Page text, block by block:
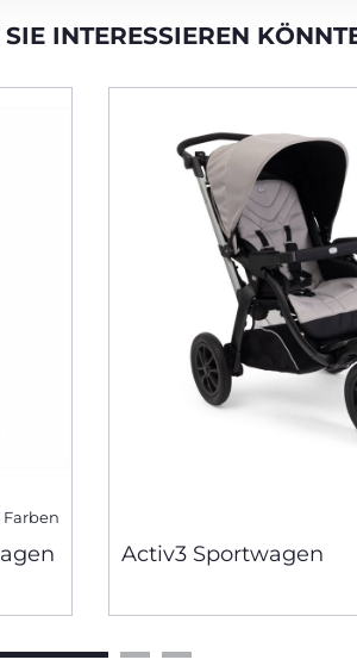
INTERESSIEREN
Farben
Activ3 Sportwagen